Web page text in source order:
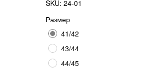
SKU: 24-01
Размер
41/42
43/44
44/45